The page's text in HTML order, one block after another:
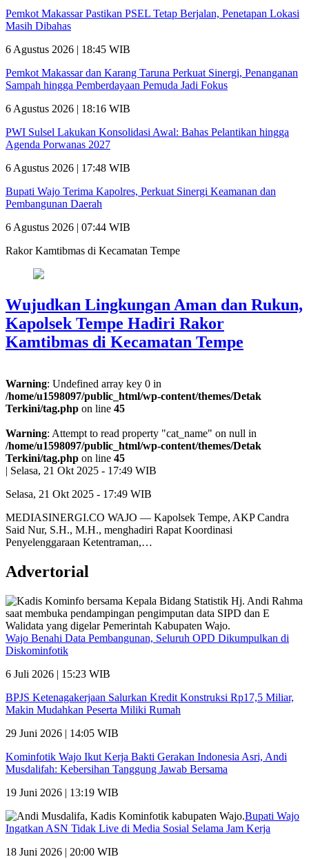
Pemkot Makassar Pastikan PSEL Tetap Berjalan, Penetapan Lokasi
Masih Dibahas
6 Agustus 2026 | 18:45 WIB
Pemkot Makassar dan Karang Taruna Perkuat Sinergi, Penanganan
Sampah hingga Pemberdayaan Pemuda Jadi Fokus
6 Agustus 2026 | 18:16 WIB
PWI Sulsel Lakukan Konsolidasi Awal: Bahas Pelantikan hingga
Agenda Porwanas 2027
6 Agustus 2026 | 17:48 WIB
Bupati Wajo Terima Kapolres, Perkuat Sinergi Keamanan dan
Pembangunan Daerah
6 Agustus 2026 | 07:44 WIB
Rakor Kamtibmas di Kecamatan Tempe
Wujudkan Lingkungan Aman dan Rukun,
Kapolsek Tempe Hadiri Rakor
Kamtibmas di Kecamatan Tempe
Warning: Undefined array key 0 in
/home/u1598097/public_html/wp-content/themes/Detak
Terkini/tag.php on line 45
Warning: Attempt to read property "cat_name" on null in
/home/u1598097/public_html/wp-content/themes/Detak
Terkini/tag.php on line 45
| Selasa, 21 Okt 2025 - 17:49 WIB
Selasa, 21 Okt 2025 - 17:49 WIB
MEDIASINERGI.CO WAJO — Kapolsek Tempe, AKP Candra
Said Nur, S.H., M.H., menghadiri Rapat Koordinasi
Penyelenggaraan Ketentraman,…
Advertorial
Wajo Benahi Data Pembangunan, Seluruh OPD Dikumpulkan di
Diskominfotik
6 Juli 2026 | 15:23 WIB
BPJS Ketenagakerjaan Salurkan Kredit Konstruksi Rp17,5 Miliar,
Makin Mudahkan Peserta Miliki Rumah
29 Juni 2026 | 14:05 WIB
Kominfotik Wajo Ikut Kerja Bakti Gerakan Indonesia Asri, Andi
Musdalifah: Kebersihan Tanggung Jawab Bersama
19 Juni 2026 | 13:19 WIB
Bupati Wajo
Ingatkan ASN Tidak Live di Media Sosial Selama Jam Kerja
18 Juni 2026 | 20:00 WIB